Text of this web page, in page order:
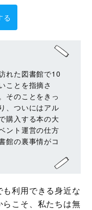
る
れた図書館で10
ことを指摘さ
そのことをきっ
、ついにはアル
購入する本の大
ント運営の仕方
館の裏事情がコ
利用できる身近な
こそ、私たちは無